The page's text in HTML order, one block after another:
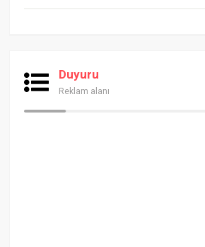
Duyuru
Reklam alanı